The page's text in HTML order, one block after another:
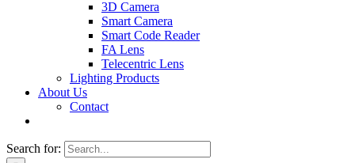
3D Camera
Smart Camera
Smart Code Reader
FA Lens
Telecentric Lens
Lighting Products
About Us
Contact
Search for: